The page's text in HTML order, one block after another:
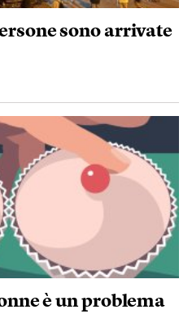
sono arrivate
è un problema